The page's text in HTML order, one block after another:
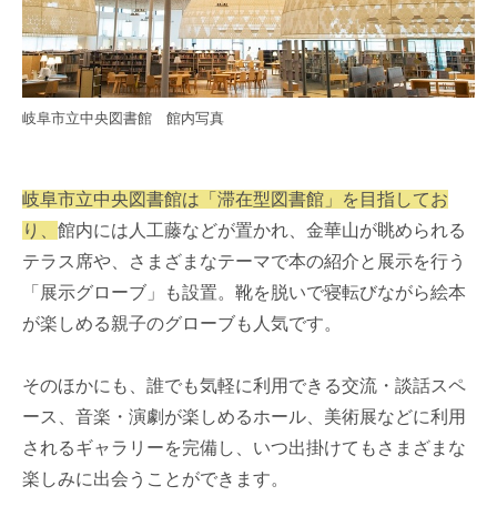
岐阜市立中央図書館 館内写真
岐阜市立中央図書館は「滞在型図書館」を目指してお
り、 館内には人工藤などが置かれ、金華山が眺められる
テラス席や、さまざまなテーマで本の紹介と展示を行う
「展示グローブ」も設置。靴を脱いで寝転びながら絵本
が楽しめる親子のグローブも人気です。
そのほかにも、誰でも気軽に利用できる交流・談話スペ
ース、音楽・演劇が楽しめるホール、美術展などに利用
されるギャラリーを完備し、いつ出掛けてもさまざまな
楽しみに出会うことができます。